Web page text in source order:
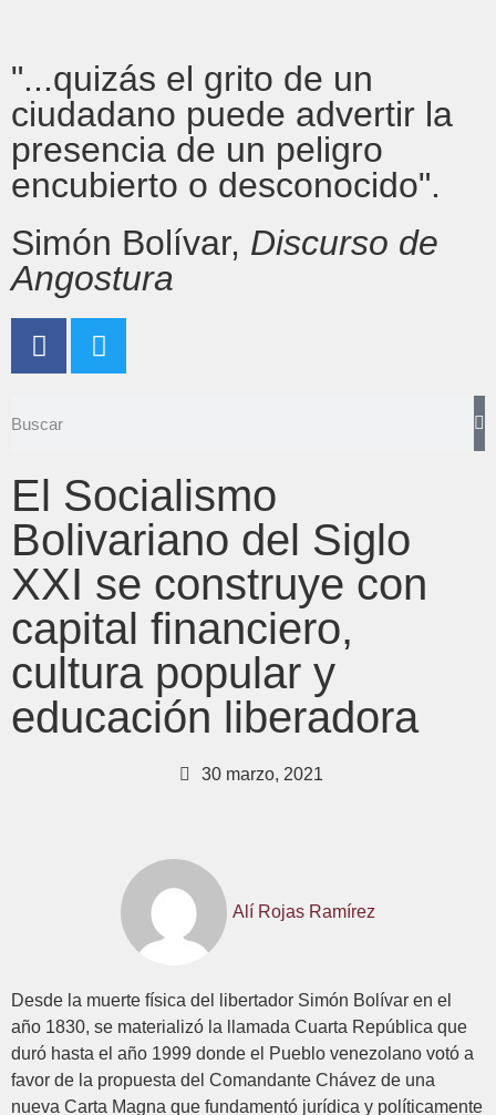
"...quizás el grito de un
ciudadano puede advertir la
presencia de un peligro
encubierto o desconocido".
Simón Bolívar, Discurso de
Angostura
El Socialismo
Bolivariano del Siglo
XXI se construye con
capital financiero,
cultura popular y
educación liberadora
30 marzo, 2021
Alí Rojas Ramírez
Desde la muerte física del libertador Simón Bolívar en el
año 1830, se materializó la llamada Cuarta República que
duró hasta el año 1999 donde el Pueblo venezolano votó a
favor de la propuesta del Comandante Chávez de una
nueva Carta Magna que fundamentó jurídica y políticamente